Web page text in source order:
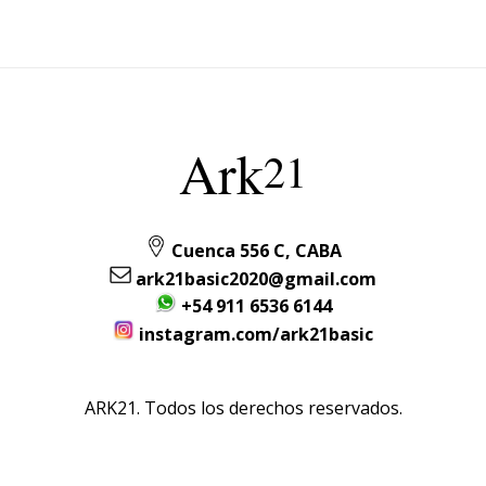
Ark21
Cuenca 556 C, CABA
ark21basic2020@gmail.com
+54 911 6536 6144
instagram.com/ark21basic
ARK21. Todos los derechos reservados.